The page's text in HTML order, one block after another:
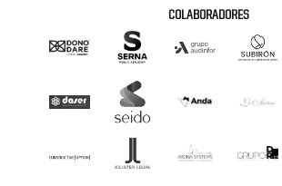
COLABORADORES